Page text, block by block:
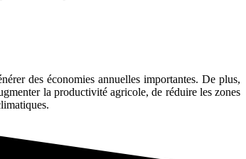
des économies annuelles importantes. De plus,
la productivité agricole, de réduire les zones